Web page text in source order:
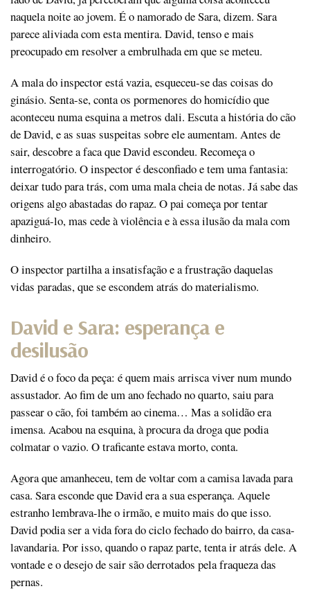
naquela noite ao jovem. É o namorado de Sara, dizem. Sara
parece aliviada com esta mentira. David, tenso e mais
preocupado em resolver a embrulhada em que se meteu.
A mala do inspector está vazia, esqueceu-se das coisas do
ginásio. Senta-se, conta os pormenores do homicídio que
aconteceu numa esquina a metros dali. Escuta a história do cão
de David, e as suas suspeitas sobre ele aumentam. Antes de
sair, descobre a faca que David escondeu. Recomeça o
interrogatório. O inspector é desconfiado e tem uma fantasia:
deixar tudo para trás, com uma mala cheia de notas. Já sabe das
origens algo abastadas do rapaz. O pai começa por tentar
apaziguá-lo, mas cede à violência e à essa ilusão da mala com
dinheiro.
O inspector partilha a insatisfação e a frustração daquelas
vidas paradas, que se escondem atrás do materialismo.
David e Sara: esperança e
desilusão
David é o foco da peça: é quem mais arrisca viver num mundo
assustador. Ao fim de um ano fechado no quarto, saiu para
passear o cão, foi também ao cinema… Mas a solidão era
imensa. Acabou na esquina, à procura da droga que podia
colmatar o vazio. O traficante estava morto, conta.
Agora que amanheceu, tem de voltar com a camisa lavada para
casa. Sara esconde que David era a sua esperança. Aquele
estranho lembrava-lhe o irmão, e muito mais do que isso.
David podia ser a vida fora do ciclo fechado do bairro, da casa-
lavandaria. Por isso, quando o rapaz parte, tenta ir atrás dele. A
vontade e o desejo de sair são derrotados pela fraqueza das
pernas.